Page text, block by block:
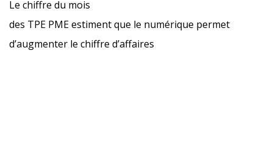
Le chiffre du mois
des TPE PME estiment que le numérique permet
d’augmenter le chiffre d’affaires